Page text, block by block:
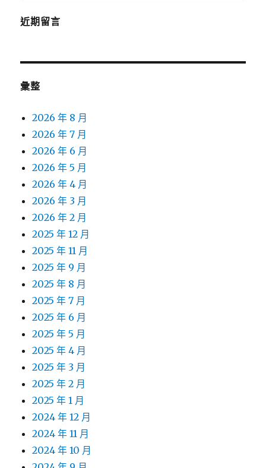
近期留言
彙整
2026 年 8 月
2026 年 7 月
2026 年 6 月
2026 年 5 月
2026 年 4 月
2026 年 3 月
2026 年 2 月
2025 年 12 月
2025 年 11 月
2025 年 9 月
2025 年 8 月
2025 年 7 月
2025 年 6 月
2025 年 5 月
2025 年 4 月
2025 年 3 月
2025 年 2 月
2025 年 1 月
2024 年 12 月
2024 年 11 月
2024 年 10 月